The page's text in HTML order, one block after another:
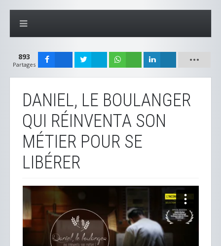
893
Partages
DANIEL, LE BOULANGER
QUI RÉINVENTA SON
MÉTIER POUR SE
LIBÉRER